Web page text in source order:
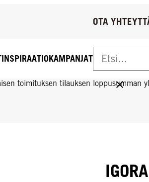
toimituksen tilauksen
INSPIRAATIOKAMPANJAT
OTA